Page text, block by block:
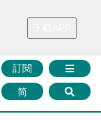
財華證券 媒體矩陣
訂閱
简